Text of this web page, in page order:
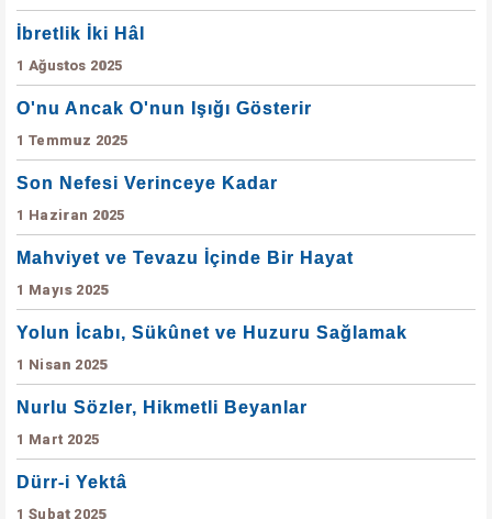
İbretlik İki Hâl
1 Ağustos 2025
O'nu Ancak O'nun Işığı Gösterir
1 Temmuz 2025
Son Nefesi Verinceye Kadar
1 Haziran 2025
Mahviyet ve Tevazu İçinde Bir Hayat
1 Mayıs 2025
Yolun İcabı, Sükûnet ve Huzuru Sağlamak
1 Nisan 2025
Nurlu Sözler, Hikmetli Beyanlar
1 Mart 2025
Dürr-i Yektâ
1 Şubat 2025